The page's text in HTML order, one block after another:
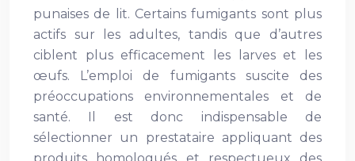
punaises de lit. Certains fumigants sont plus
actifs sur les adultes, tandis que d’autres
ciblent plus efficacement les larves et les
œufs. L’emploi de fumigants suscite des
préoccupations environnementales et de
santé. Il est donc indispensable de
sélectionner un prestataire appliquant des